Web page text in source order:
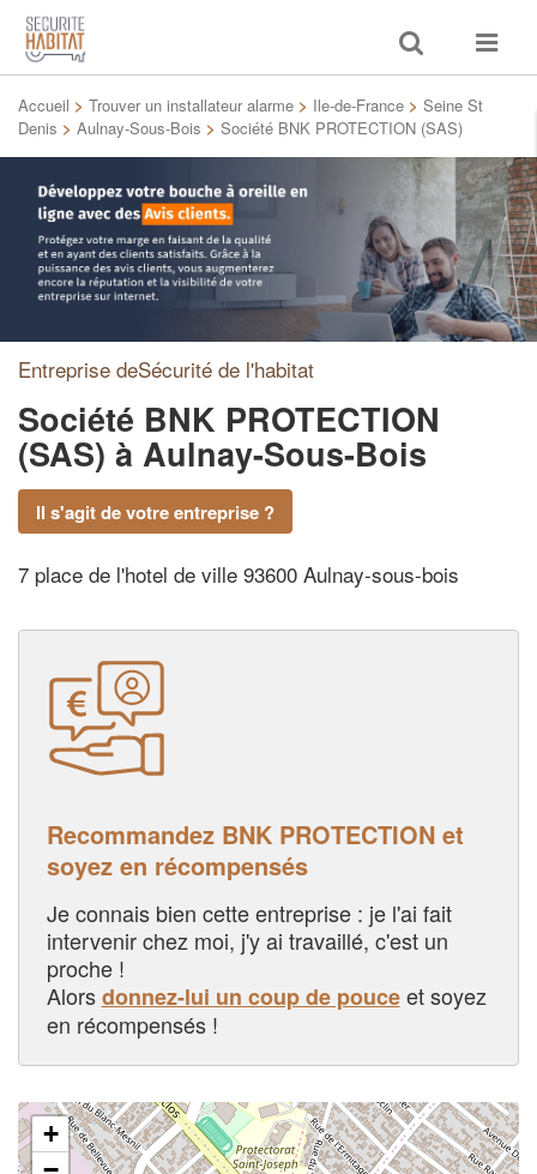
Toggle
search
Toggle
Accueil > Trouver un installateur alarme > Ile-de-France > Seine St
Denis > Aulnay-Sous-Bois > Société BNK PROTECTION (SAS)
Entreprise deSécurité de l'habitat
Société BNK PROTECTION
(SAS) à Aulnay-Sous-Bois
Il s'agit de votre entreprise ?
7 place de l'hotel de ville 93600 Aulnay-sous-bois
Recommandez BNK PROTECTION et
soyez en récompensés
Je connais bien cette entreprise : je l'ai fait
intervenir chez moi, j'y ai travaillé, c'est un
proche !
Alorsdonnez-lui un coup de pouceet soyez
en récompensés !
+